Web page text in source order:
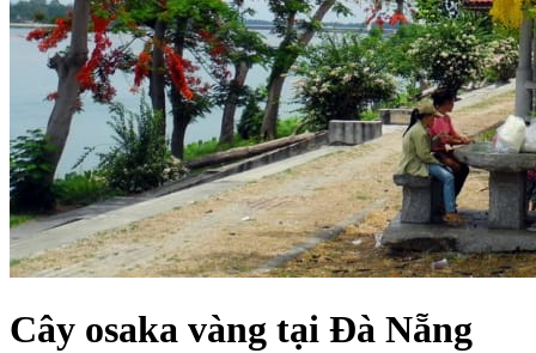
Cây osaka vàng tại Đà Nẵng